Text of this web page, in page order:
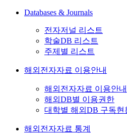
Databases & Journals
전자저널 리스트
학술DB 리스트
주제별 리스트
해외전자자료 이용안내
해외전자자료 이용안내
해외DB별 이용권한
대학별 해외DB 구독현
해외전자자료 통계